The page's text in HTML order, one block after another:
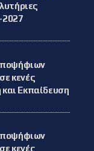
2027
κενές
και Εκπαίδευση
κενές